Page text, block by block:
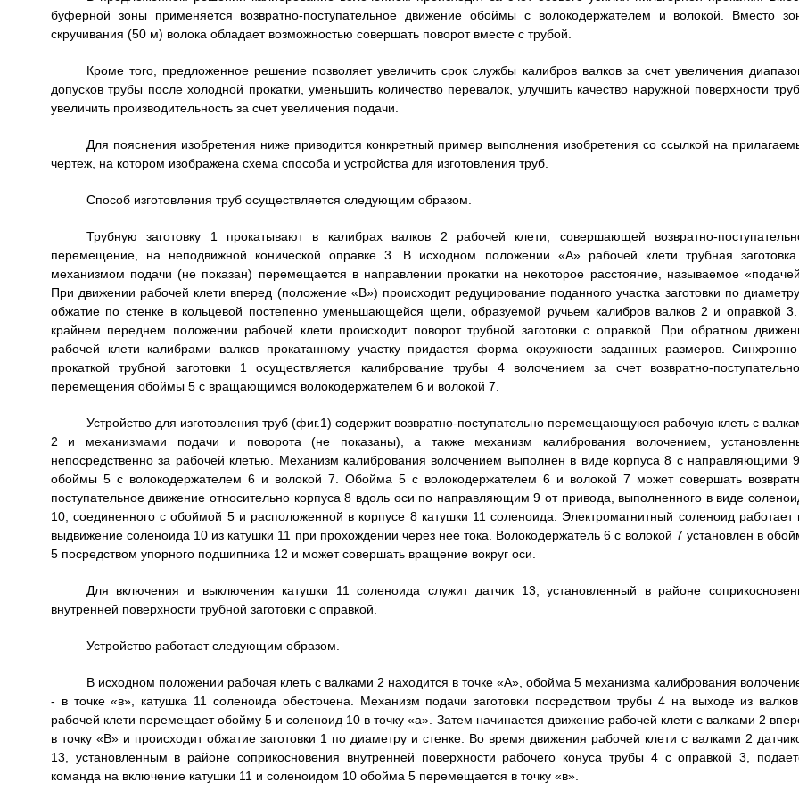
буферной зоны применяется возвратно-поступательное движение обоймы с волокодержателем и волокой. Вместо
скручивания (50 м) волока обладает возможностью совершать поворот вместе с трубой.
Кроме того, предложенное решение позволяет увеличить срок службы калибров валков за счет увеличения
допусков трубы после холодной прокатки, уменьшить количество перевалок, улучшить качество наружной поверхности
увеличить производительность за счет увеличения подачи.
Для пояснения изобретения ниже приводится конкретный пример выполнения изобретения со ссылкой на
чертеж, на котором изображена схема способа и устройства для изготовления труб.
Способ изготовления труб осуществляется следующим образом.
Трубную заготовку 1 прокатывают в калибрах валков 2 рабочей клети, совершающей возвратно-
перемещение, на неподвижной конической оправке 3. В исходном положении «А» рабочей клети трубная
механизмом подачи (не показан) перемещается в направлении прокатки на некоторое расстояние, называемое
При движении рабочей клети вперед (положение «В») происходит редуцирование поданного участка заготовки по
обжатие по стенке в кольцевой постепенно уменьшающейся щели, образуемой ручьем калибров валков 2 и оправкой
крайнем переднем положении рабочей клети происходит поворот трубной заготовки с оправкой. При обратном
рабочей клети калибрами валков прокатанному участку придается форма окружности заданных размеров.
прокаткой трубной заготовки 1 осуществляется калибрование трубы 4 волочением за счет возвратно-
перемещения обоймы 5 с вращающимся волокодержателем 6 и волокой 7.
Устройство для изготовления труб (фиг.1) содержит возвратно-поступательно перемещающуюся рабочую клеть с
2 и механизмами подачи и поворота (не показаны), а также механизм калибрования волочением,
непосредственно за рабочей клетью. Механизм калибрования волочением выполнен в виде корпуса 8 с направляющими
обоймы 5 с волокодержателем 6 и волокой 7. Обойма 5 с волокодержателем 6 и волокой 7 может совершать
поступательное движение относительно корпуса 8 вдоль оси по направляющим 9 от привода, выполненного в виде
10, соединенного с обоймой 5 и расположенной в корпусе 8 катушки 11 соленоида. Электромагнитный соленоид работает
выдвижение соленоида 10 из катушки 11 при прохождении через нее тока. Волокодержатель 6 с волокой 7 установлен в
5 посредством упорного подшипника 12 и может совершать вращение вокруг оси.
Для включения и выключения катушки 11 соленоида служит датчик 13, установленный в районе
внутренней поверхности трубной заготовки с оправкой.
Устройство работает следующим образом.
В исходном положении рабочая клеть с валками 2 находится в точке «А», обойма 5 механизма калибрования
- в точке «в», катушка 11 соленоида обесточена. Механизм подачи заготовки посредством трубы 4 на выходе из
рабочей клети перемещает обойму 5 и соленоид 10 в точку «а». Затем начинается движение рабочей клети с валками 2
в точку «В» и происходит обжатие заготовки 1 по диаметру и стенке. Во время движения рабочей клети с валками 2
13, установленным в районе соприкосновения внутренней поверхности рабочего конуса трубы 4 с оправкой 3,
команда на включение катушки 11 и соленоидом 10 обойма 5 перемещается в точку «в».